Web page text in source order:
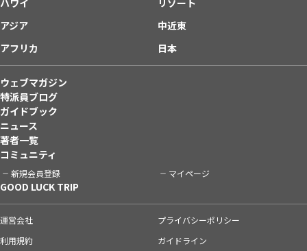
アジア
中近東
アフリカ
日本
ウェブマガジン
特派員ブログ
ガイドブック
ニュース
著者一覧
コミュニティ
新規会員登録 マイページ
GOOD LUCK TRIP
運営会社
プライバシーポリシー
利用規約
ガイドライン